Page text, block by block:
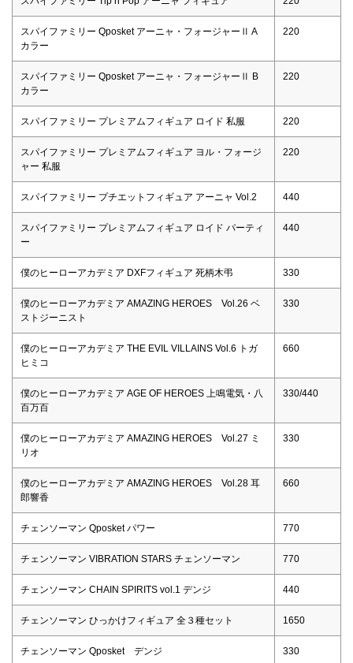
スパイファミリー Qposket アーニャ・フォージャーⅡ A
カラー
220
スパイファミリー Qposket アーニャ・フォージャーⅡ B
カラー
220
スパイファミリー プレミアムフィギュア ロイド 私服 220
スパイファミリー プレミアムフィギュア ヨル・フォージ
ャー 私服
220
スパイファミリー プチエットフィギュア アーニャ Vol.2 440
スパイファミリー プレミアムフィギュア ロイド パーティ
ー
440
僕のヒーローアカデミア DXFフィギュア 死柄木弔 330
僕のヒーローアカデミア AMAZING HEROES Vol.26 ベ
ストジーニスト
330
僕のヒーローアカデミア THE EVIL VILLAINS Vol.6 トガ
ヒミコ
660
僕のヒーローアカデミア AGE OF HEROES 上鳴電気・八
百万百
330/440
僕のヒーローアカデミア AMAZING HEROES Vol.27 ミ
リオ
330
僕のヒーローアカデミア AMAZING HEROES Vol.28 耳
郎響香
660
チェンソーマン Qposket パワー 770
チェンソーマン VIBRATION STARS チェンソーマン 770
チェンソーマン CHAIN SPIRITS vol.1 デンジ 440
チェンソーマン ひっかけフィギュア 全３種セット 1650
チェンソーマン Qposket デンジ 330